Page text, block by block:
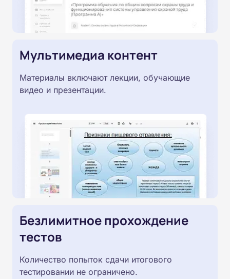
Мультимедиа контент
Материалы включают лекции, обучающие
видео и презентации.
Безлимитное прохождение
тестов
Количество попыток сдачи итогового
тестировании не ограничено.